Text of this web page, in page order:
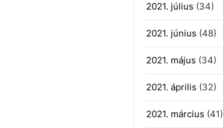
2021. július (34)
2021. június (48)
2021. május (34)
2021. április (32)
2021. március (41)